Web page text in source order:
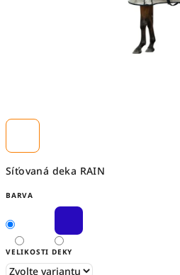
Síťovaná deka RAIN
BARVA
VELIKOSTI DEKY